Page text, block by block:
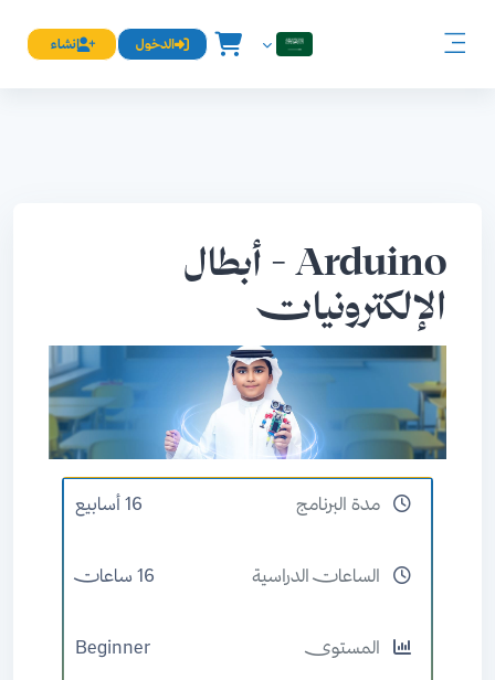
العربية ‎(ar)‎ الدخول إنشاء
Arduino - أبطال
الإلكترونيات
مدة البرنامج 16 أسابيع
الساعات الدراسية 16 ساعات
المستوى Beginner